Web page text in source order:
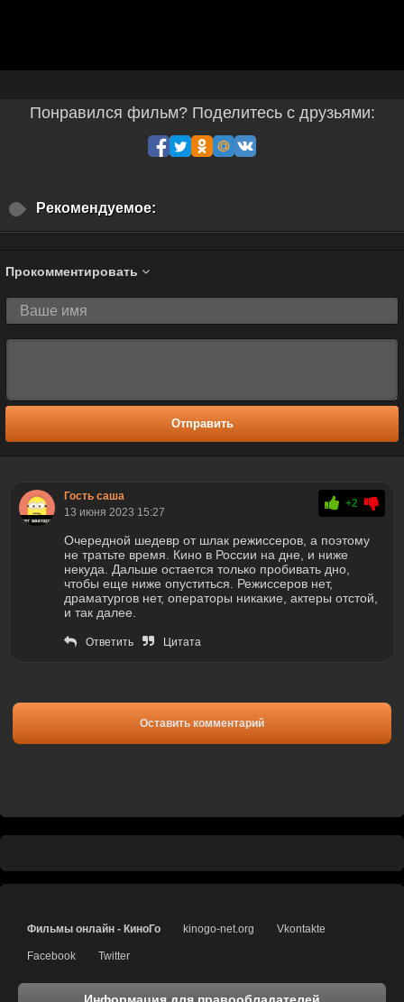
Понравился фильм? Поделитесь с друзьями:
Рекомендуемое:
Прокомментировать
Отправить
Гость саша
13 июня 2023 15:27
+2
Очередной шедевр от шлак режиссеров, а поэтому
не тратьте время. Кино в России на дне, и ниже
некуда. Дальше остается только пробивать дно,
чтобы еще ниже опуститься. Режиссеров нет,
драматургов нет, операторы никакие, актеры отстой,
и так далее.
Ответить Цитата
Оставить комментарий
Фильмы онлайн - КиноГо kinogo-net.org Vkontakte
Facebook Twitter